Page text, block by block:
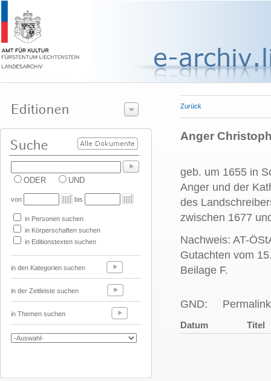
ODER UND
von bis
in Personen suchen
in Körperschaften suchen
in Editionstexten suchen
in den Kategorien suchen
in der Zeitleiste suchen
in Themen suchen
Zurück
Anger
geb. um 1655 in
Anger und der
des
zwischen 1677
Nachweis: AT-
Gutachten vom
Beilage F.
GND:
Datum Titel